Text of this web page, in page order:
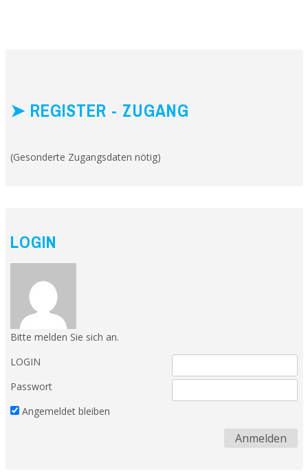
➤ REGISTER - ZUGANG
(Gesonderte Zugangsdaten nötig)
LOGIN
Bitte melden Sie sich an.
LOGIN
Passwort
Angemeldet bleiben